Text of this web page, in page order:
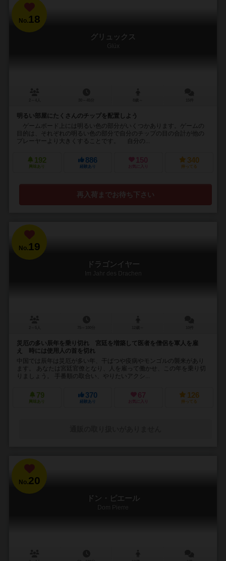
No.18
グリュックス
Glüx
明るい部屋にたくさんのチップを配置しよう
ゲームボード上には明るい色の部分がいくつかあります。ゲームの
目的は、それぞれの明るい色の部分で自分のチップの目の合計が他の
プレーヤーより大きくすることです。 自分の...
192
興味あり
886
経験あり
150
お気に入り
340
持ってる
再入荷までお待ち下さい
No.19
ドラゴンイヤー
Im Jahr des Drachen
災厄の多い辰年を乗り切れ 宮廷を増築して医者を僧侶を軍人を雇
え 時には使用人の首を切れ
中国では辰年は災厄が多い年、干ばつや疫病やモンゴルの襲来があり
ます。 あなたは宮廷官僚となり、人を雇って働かせ、この年を乗り切
りましょう。 手番順の取合い、やりたいアクシ...
79
興味あり
370
経験あり
67
お気に入り
126
持ってる
No.20
ドン・ピエール
Dom Pierre